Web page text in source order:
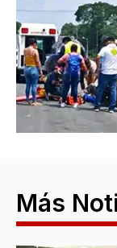
Más